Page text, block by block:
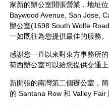
家新的辦公室開張營業，地址
Baywood Avenue, San Jose,
辦公室(1698 South Wolfe
一如既往為您提供最佳的服務。
感謝您一直以來對東方事務所
荷西辦公室可以給您提供交通
新開張的南灣第二個辦公室，
的 Santana Row 和 Valley Fair